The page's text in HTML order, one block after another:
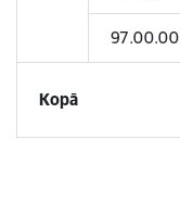
97.00.00
Kopā